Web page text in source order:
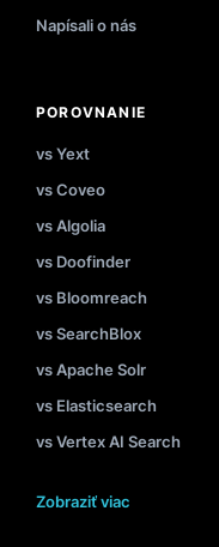
Napísali o nás
POROVNANIE
vs Yext
vs Coveo
vs Algolia
vs Doofinder
vs Bloomreach
vs SearchBlox
vs Apache Solr
vs Elasticsearch
vs Vertex AI Search
Zobraziť viac